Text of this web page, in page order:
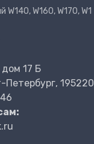
W160, W170, W1
17 Б
Петербург, 195220